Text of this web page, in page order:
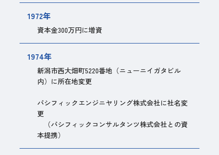
1972年
資本金300万円に増資
1974年
新潟市西大畑町5220番地（ニューニイガタビル
内）に所在地変更
パシフィックエンジニヤリング株式会社に社名変
更
（パシフィックコンサルタンツ株式会社との資
本提携）